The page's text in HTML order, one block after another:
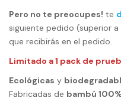
Pero no te preocupes! te
siguiente pedido (superior
que recibirás en el pedido.
Limitado a 1 pack de
Ecológicas y
Fabricadas de bambú